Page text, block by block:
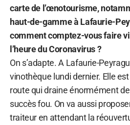
carte de l’œnotourisme,
haut-de-gamme à Lafaurie-
comment comptez-vous faire
l’heure du Coronavirus ?
On s’adapte. A Lafaurie-
vinothèque lundi dernier. Elle
route qui draine énormément
succès fou. On va aussi
traiteur en attendant la